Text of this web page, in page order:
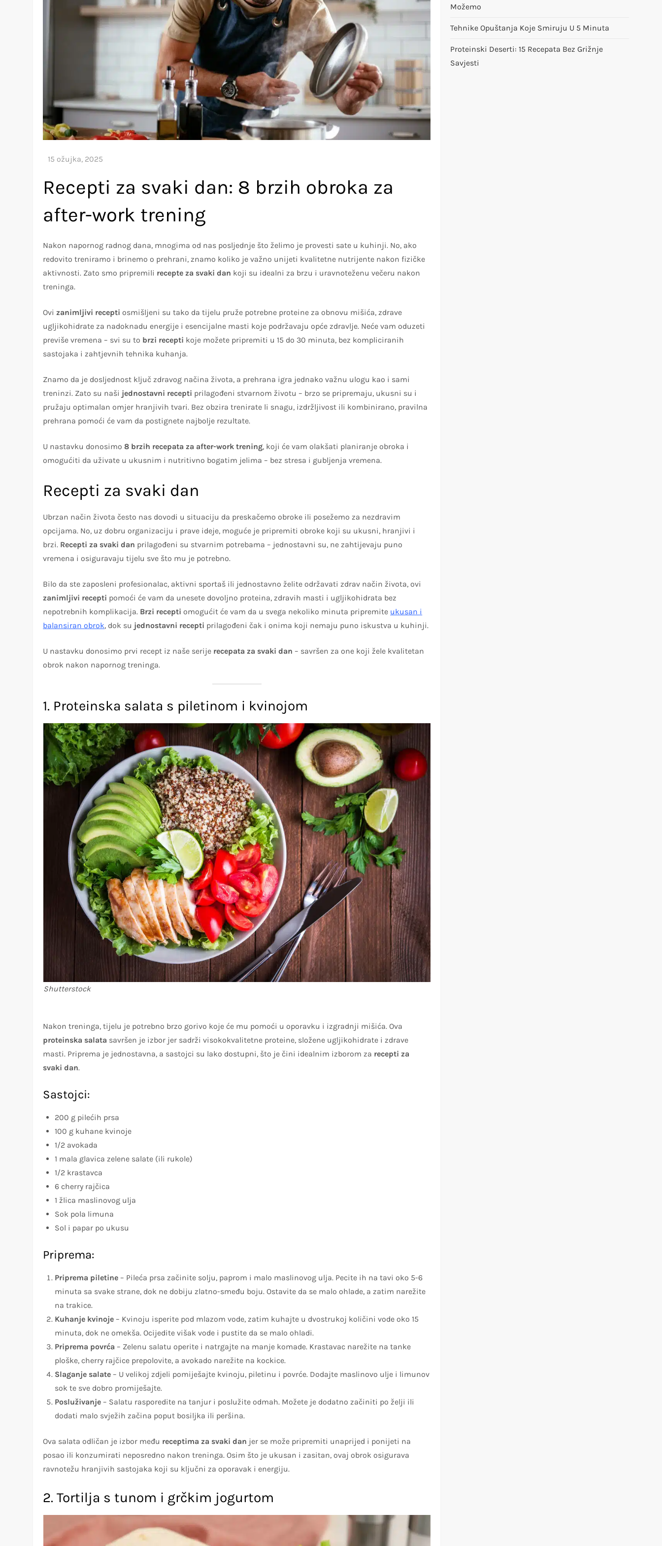
Recepti za svaki dan: 8 brzih obroka za
after-work trening
Nakon napornog radnog dana, mnogima od nas posljednje što želimo je provesti sate u kuhinji. No, ako
redovito treniramo i brinemo o prehrani, znamo koliko je važno unijeti kvalitetne nutrijente nakon fizičke
aktivnosti. Zato smo pripremili recepte za svaki dan koji su idealni za brzu i uravnoteženu večeru nakon
treninga.
Ovi zanimljivi recepti osmišljeni su tako da tijelu pruže potrebne proteine za obnovu mišića, zdrave
ugljikohidrate za nadoknadu energije i esencijalne masti koje podržavaju opće zdravlje. Neće vam oduzeti
previše vremena – svi su to brzi recepti koje možete pripremiti u 15 do 30 minuta, bez kompliciranih
sastojaka i zahtjevnih tehnika kuhanja.
Znamo da je dosljednost ključ zdravog načina života, a prehrana igra jednako važnu ulogu kao i sami
treninzi. Zato su naši jednostavni recepti prilagođeni stvarnom životu – brzo se pripremaju, ukusni su i
pružaju optimalan omjer hranjivih tvari. Bez obzira trenirate li snagu, izdržljivost ili kombinirano, pravilna
prehrana pomoći će vam da postignete najbolje rezultate.
U nastavku donosimo8 brzih recepata za after-work trening, koji će vam olakšati planiranje obroka i
omogućiti da uživate u ukusnim i nutritivno bogatim jelima – bez stresa i gubljenja vremena.
Recepti za svaki dan
Ubrzan način života često nas dovodi u situaciju da preskačemo obroke ili posežemo za nezdravim
opcijama. No, uz dobru organizaciju i prave ideje, moguće je pripremiti obroke koji su ukusni, hranjivi i
brzi. Recepti za svaki dan prilagođeni su stvarnim potrebama – jednostavni su, ne zahtijevaju puno
vremena i osiguravaju tijelu sve što mu je potrebno.
Bilo da ste zaposleni profesionalac, aktivni sportaš ili jednostavno želite održavati zdrav način života, ovi
zanimljivi recepti pomoći će vam da unesete dovoljno proteina, zdravih masti i ugljikohidrata bez
nepotrebnih komplikacija. Brzi recepti omogućit će vam da u svega nekoliko minuta pripremite ukusan i
balansiran obrok, dok su jednostavni recepti prilagođeni čak i onima koji nemaju puno iskustva u kuhinji.
U nastavku donosimo prvi recept iz naše serije recepata za svaki dan – savršen za one koji žele kvalitetan
obrok nakon napornog treninga.
1. Proteinska salata s piletinom i kvinojom
Shutterstock
Nakon treninga, tijelu je potrebno brzo gorivo koje će mu pomoći u oporavku i izgradnji mišića. Ova
proteinska salata savršen je izbor jer sadrži visokokvalitetne proteine, složene ugljikohidrate i zdrave
masti. Priprema je jednostavna, a sastojci su lako dostupni, što je čini idealnim izborom za recepti za
svaki dan.
Sastojci:
200 g pilećih prsa
100 g kuhane kvinoje
1/2 avokada
1 mala glavica zelene salate (ili rukole)
1/2 krastavca
6 cherry rajčica
1 žlica maslinovog ulja
Sok pola limuna
Sol i papar po ukusu
Priprema:
Priprema piletine – Pileća prsa začinite solju, paprom i malo maslinovog ulja. Pecite ih na tavi oko 5-6
minuta sa svake strane, dok ne dobiju zlatno-smeđu boju. Ostavite da se malo ohlade, a zatim narežite
na trakice.
Kuhanje kvinoje – Kvinoju isperite pod mlazom vode, zatim kuhajte u dvostrukoj količini vode oko 15
minuta, dok ne omekša. Ocijedite višak vode i pustite da se malo ohladi.
Priprema povrća – Zelenu salatu operite i natrgajte na manje komade. Krastavac narežite na tanke
ploške, cherry rajčice prepolovite, a avokado narežite na kockice.
Slaganje salate – U velikoj zdjeli pomiješajte kvinoju, piletinu i povrće. Dodajte maslinovo ulje i limunov
sok te sve dobro promiješajte.
Posluživanje – Salatu rasporedite na tanjur i poslužite odmah. Možete je dodatno začiniti po želji ili
dodati malo svježih začina poput bosiljka ili peršina.
Ova salata odličan je izbor među receptima za svaki dan jer se može pripremiti unaprijed i ponijeti na
posao ili konzumirati neposredno nakon treninga. Osim što je ukusan i zasitan, ovaj obrok osigurava
ravnotežu hranjivih sastojaka koji su ključni za oporavak i energiju.
2. Tortilja s tunom i grčkim jogurtom
Možemo
Tehnike Opuštanja Koje Smiruju U 5 Minuta
Proteinski Deserti: 15 Recepata Bez Grižnje
Savjesti
Top ponude danas!